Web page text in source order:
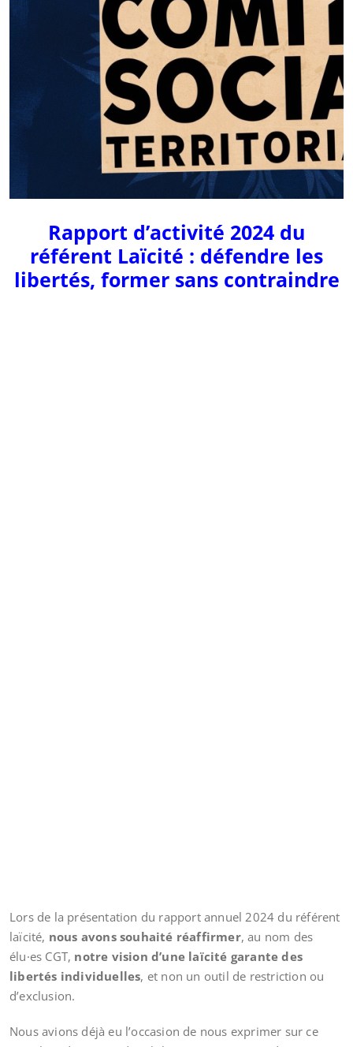
Rapport d’activité 2024 du
référent Laïcité : défendre les
libertés, former sans contraindre
Lors de la présentation du rapport annuel 2024 du référent
laïcité, nous avons souhaité réaffirmer, au nom des
élu·es CGT, notre vision d’une laïcité garante des
libertés individuelles, et non un outil de restriction ou
d’exclusion.
Nous avions déjà eu l’occasion de nous exprimer sur ce